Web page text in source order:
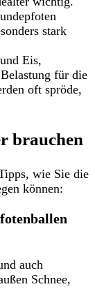
stark
Eis,
für die
oft spröde,
brauchen
wie Sie die
können:
auch
Schnee,